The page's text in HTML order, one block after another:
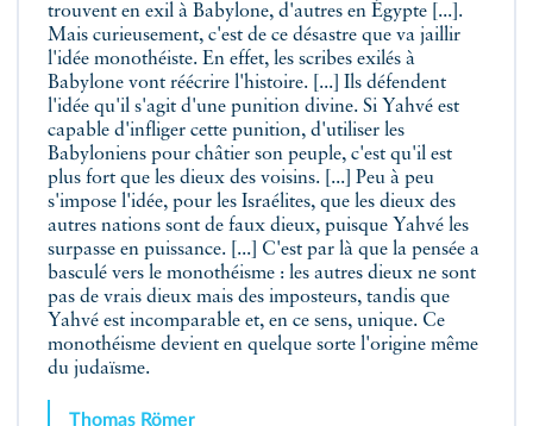
trouvent en exil à Babylone, d'autres en Égypte [...].
Mais curieusement, c'est de ce désastre que va jaillir
l'idée monothéiste. En effet, les scribes exilés à
Babylone vont réécrire l'histoire. [...] Ils défendent
l'idée qu'il s'agit d'une punition divine. Si Yahvé est
capable d'infliger cette punition, d'utiliser les
Babyloniens pour châtier son peuple, c'est qu'il est
plus fort que les dieux des voisins. [...] Peu à peu
s'impose l'idée, pour les Israélites, que les dieux des
autres nations sont de faux dieux, puisque Yahvé les
surpasse en puissance. [...] C'est par là que la pensée a
basculé vers le monothéisme : les autres dieux ne sont
pas de vrais dieux mais des imposteurs, tandis que
Yahvé est incomparable et, en ce sens, unique. Ce
monothéisme devient en quelque sorte l'origine même
du judaïsme.
Thomas Römer